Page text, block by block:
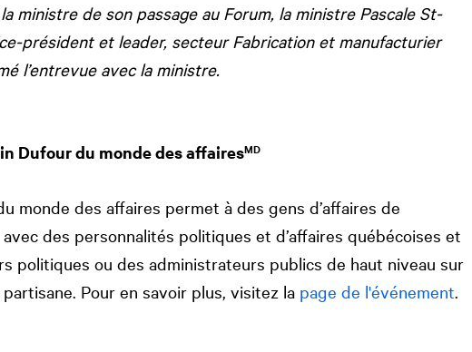
ministre de son passage au Forum, la ministre Pascale St-
président et leader, secteur Fabrication et manufacturier
l’entrevue avec la ministre.
Dufour du monde des affairesMD
monde des affaires permet à des gens d’affaires de
des personnalités politiques et d’affaires québécoises et
politiques ou des administrateurs publics de haut niveau sur
Pour en savoir plus, visitez la page de l'événement